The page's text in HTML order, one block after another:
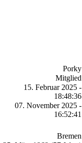
Porky
Mitglied
15. Februar 2025 -
18:48:36
07. November 2025 -
16:52:41
Bremen